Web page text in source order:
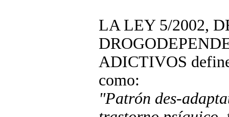
LA LEY 5/2002,
ADICTIVOS
como:
"Patrón des-